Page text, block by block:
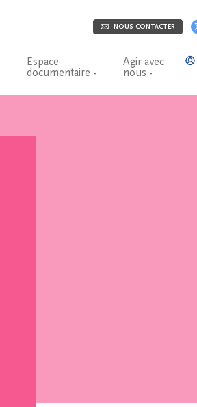
NOUS CONTACTER
Espace
documentaire
Agir avec
nous